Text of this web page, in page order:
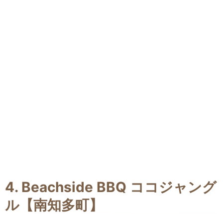
4. Beachside BBQ ココジャング
ル【南知多町】